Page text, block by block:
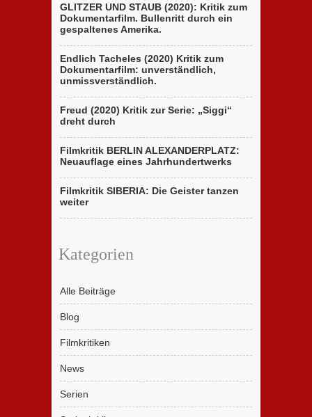
GLITZER UND STAUB (2020): Kritik zum
Dokumentarfilm. Bullenritt durch ein
gespaltenes Amerika.
Endlich Tacheles (2020) Kritik zum
Dokumentarfilm: unverständlich,
unmissverständlich.
Freud (2020) Kritik zur Serie: „Siggi“
dreht durch
Filmkritik BERLIN ALEXANDERPLATZ:
Neuauflage eines Jahrhundertwerks
Filmkritik SIBERIA: Die Geister tanzen
weiter
Kategorien
Alle Beiträge
Blog
Filmkritiken
News
Serien